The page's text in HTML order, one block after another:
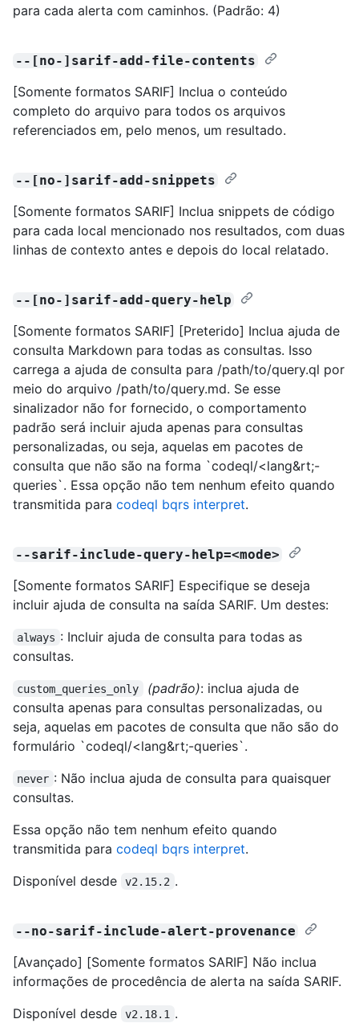
para cada alerta com caminhos. (Padrão: 4)
--[no-]sarif-add-file-contents
[Somente formatos SARIF] Inclua o conteúdo
completo do arquivo para todos os arquivos
referenciados em, pelo menos, um resultado.
--[no-]sarif-add-snippets
[Somente formatos SARIF] Inclua snippets de código
para cada local mencionado nos resultados, com duas
linhas de contexto antes e depois do local relatado.
--[no-]sarif-add-query-help
[Somente formatos SARIF] [Preterido] Inclua ajuda de
consulta Markdown para todas as consultas. Isso
carrega a ajuda de consulta para /path/to/query.ql por
meio do arquivo /path/to/query.md. Se esse
sinalizador não for fornecido, o comportamento
padrão será incluir ajuda apenas para consultas
personalizadas, ou seja, aquelas em pacotes de
consulta que não são na forma `codeql/<lang&rt;-
queries`. Essa opção não tem nenhum efeito quando
transmitida para codeql bqrs interpret.
--sarif-include-query-help=<mode>
[Somente formatos SARIF] Especifique se deseja
incluir ajuda de consulta na saída SARIF. Um destes:
always : Incluir ajuda de consulta para todas as
consultas.
custom_queries_only (padrão): inclua ajuda de
consulta apenas para consultas personalizadas, ou
seja, aquelas em pacotes de consulta que não são do
formulário `codeql/<lang&rt;-queries`.
never : Não inclua ajuda de consulta para quaisquer
consultas.
Essa opção não tem nenhum efeito quando
transmitida para codeql bqrs interpret.
Disponível desde
v2.15.2 .
--no-sarif-include-alert-provenance
[Avançado] [Somente formatos SARIF] Não inclua
informações de procedência de alerta na saída SARIF.
Disponível desde
v2.18.1 .